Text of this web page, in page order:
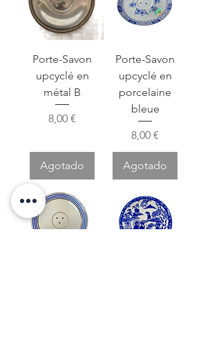
Porte-Savon
upcyclé en
métal B
Precio
8,00 €
Agotado
Porte-Savon
upcyclé en
porcelaine
bleue
Precio
8,00 €
Agotado